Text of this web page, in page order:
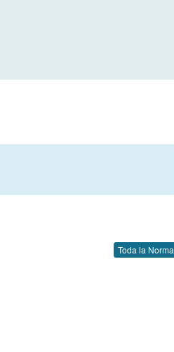
Toda la Norma